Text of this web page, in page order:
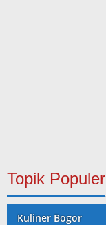
Topik Populer
Kuliner Bogor